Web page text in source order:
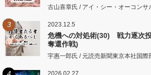
古山喜章氏 / アイ・シー・オーコンサ
3 2023.12.5
危機への対処術(30) 戦力逐次
奪還作戦)
宇惠一郎氏 / 元読売新聞東京本社国際
2026.02.27